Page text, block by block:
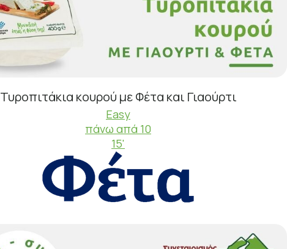
Τυροπιτάκια κουρού με Φέτα και Γιαούρτι
Easy
πάνω απά 10
15'